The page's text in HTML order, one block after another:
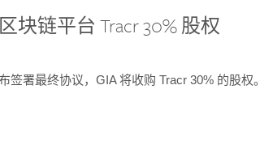
块链平台 Tracr 30% 股权
签署最终协议，GIA 将收购 Tracr 30% 的股权。